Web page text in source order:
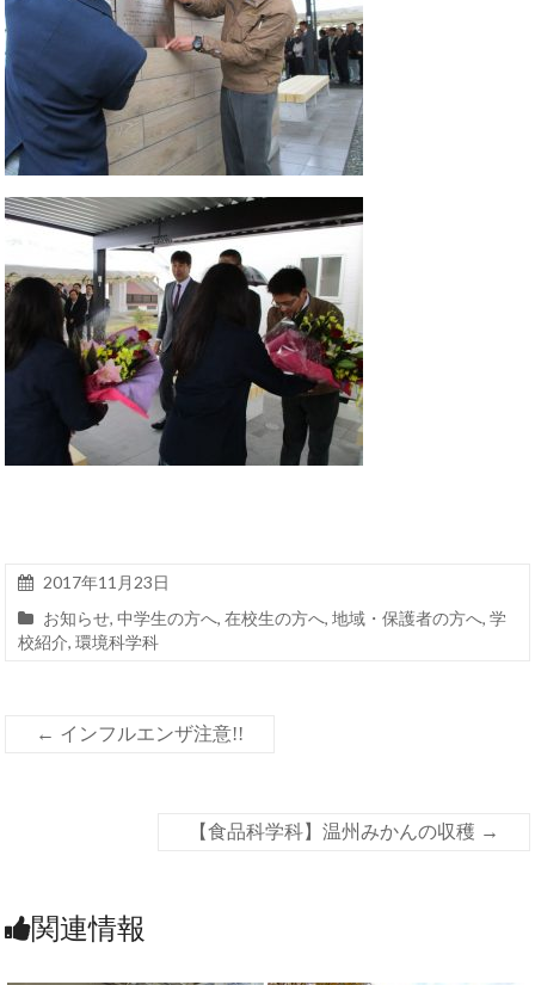
2017年11月23日
お知らせ,中学生の方へ,在校生の方へ,地域・保護者の方へ,学
校紹介,環境科学科
← インフルエンザ注意!!
【食品科学科】温州みかんの収穫 →
関連情報